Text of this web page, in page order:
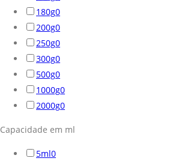
180g0
200g0
250g0
300g0
500g0
1000g0
2000g0
Capacidade em ml
5ml0